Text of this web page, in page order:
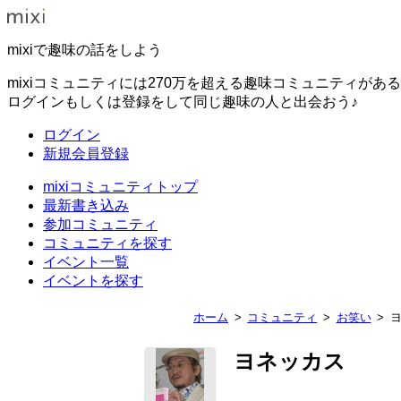
mixiで趣味の話をしよう
mixiコミュニティには270万を超える趣味コミュニティがある
ログインもしくは登録をして同じ趣味の人と出会おう♪
ログイン
新規会員登録
mixiコミュニティトップ
最新書き込み
参加コミュニティ
コミュニティを探す
イベント一覧
イベントを探す
ホーム コミュニティ お笑い
ヨネッカス